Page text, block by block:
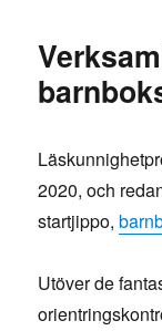
2020, och
startjippo,
Utöver de